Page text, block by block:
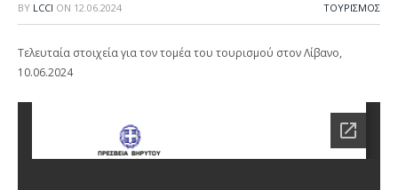
BY LCCI ON 12.06.2024 ΤΟΥΡΙΣΜΌΣ
Τελευταία στοιχεία για τον τομέα του τουρισμού στον Λίβανο,
10.06.2024